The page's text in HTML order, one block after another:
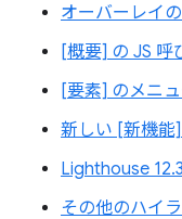
オーバーレイ
[概要] の JS 呼
[要素] のメニ
新しい [新機能
Lighthouse
その他のハイ